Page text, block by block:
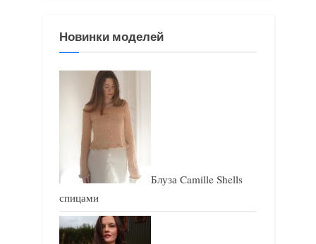
а
с
ь
:
Новинки моделей
Блуза Camille Shells
спицами